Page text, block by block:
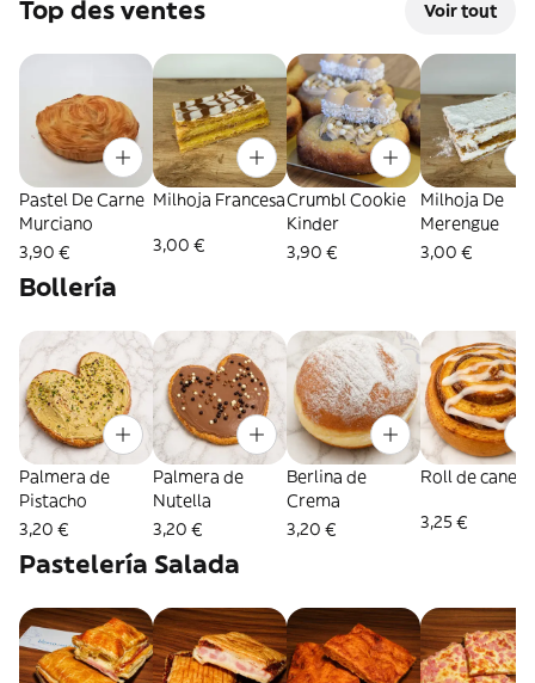
Top des ventes Voir tout
Pastel De Carne
Murciano
3,90 €
Milhoja Francesa
3,00 €
Crumbl Cookie
Kinder
3,90 €
Milhoja De
Merengue
3,00 €
Bollería
Palmera de
Pistacho
3,20 €
Palmera de
Nutella
3,20 €
Berlina de
Crema
3,20 €
Roll de canela
3,25 €
Pastelería Salada